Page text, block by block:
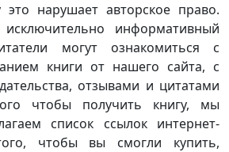
это нарушает авторское право.
информативный
могут ознакомиться с
книги от нашего сайта, с
отзывами и цитатами
чтобы получить книгу, мы
список ссылок интернет-
чтобы вы смогли купить,